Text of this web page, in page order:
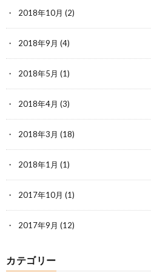
2018年10月 (2)
2018年9月 (4)
2018年5月 (1)
2018年4月 (3)
2018年3月 (18)
2018年1月 (1)
2017年10月 (1)
2017年9月 (12)
カテゴリー